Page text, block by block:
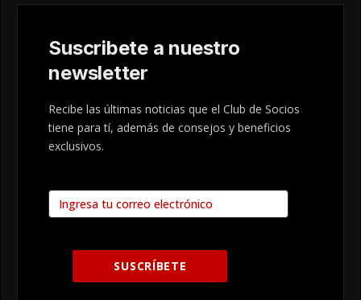
Suscribete a nuestro
newsletter
Recibe las últimas noticias que el Club de Socios
tiene para tí, además de consejos y beneficios
exclusivos.